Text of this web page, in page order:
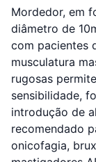
Mordedor, em
diâmetro de
com pacientes
musculatura
rugosas
sensibilidade,
introdução de
recomendado
onicofagia,